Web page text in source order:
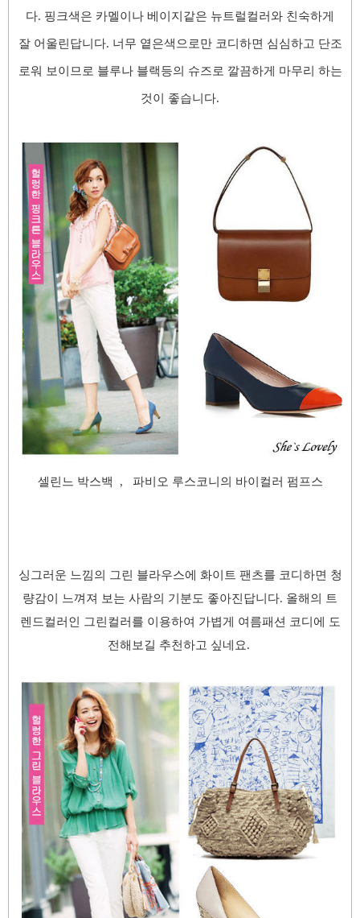
다. 핑크색은 카멜이나 베이지같은 뉴트럴컬러와 친숙하게
잘 어울린답니다. 너무 옅은색으로만 코디하면 심심하고 단조
로워 보이므로 블루나 블랙등의 슈즈로 깔끔하게 마무리 하는
것이 좋습니다.
셀린느 박스백 , 파비오 루스코니의 바이컬러 펌프스
싱그러운 느낌의 그린 블라우스에 화이트 팬츠를 코디하면 청
량감이 느껴져 보는 사람의 기분도 좋아진답니다. 올해의 트
렌드컬러인 그린컬러를 이용하여 가볍게 여름패션 코디에 도
전해보길 추천하고 싶네요.